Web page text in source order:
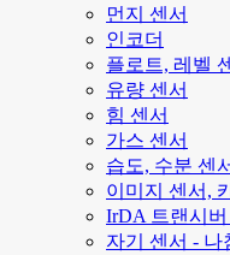
먼지 센서
인코더
플로트, 레벨
유량 센서
힘 센서
가스 센서
습도, 수분 센
이미지 센서,
IrDA 트랜시
자기 센서 - 나